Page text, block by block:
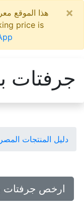
price is
جرفتات
دليل المنتجات المصريه
ارخص جرفتات